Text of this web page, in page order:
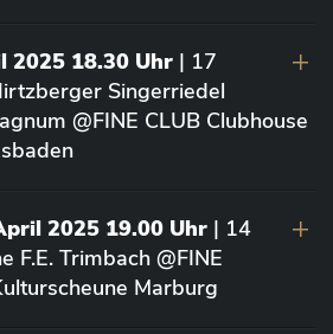
2025 18.30 Uhr | 17
Singerriedel
@FINE CLUB Clubhouse
2025 19.00 Uhr | 14
F.E. Trimbach @FINE
Marburg